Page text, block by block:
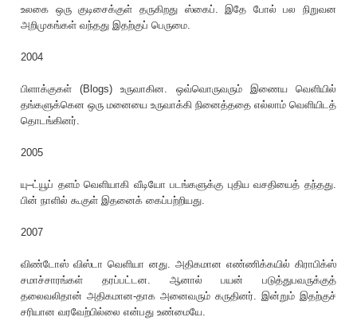
உலகை ஒரு குடிசைக்குள் தருகிறது ஸ்கைப். இதே போல் பல நிறுவன
அறிமுகங்கள் வந்தது இதற்குப் பெருமை.
2004
பிளாக்குகள் (Blogs) உருவாகின. ஒவ்வொருவரும் இணைய வெளியில்
தங்களுக்கென ஒரு மனையை உருவாக்கி நினைத்ததை எல்லாம் வெளியிடத்
தொடங்கினர்.
2005
யு–ட்யூப் தளம் வெளியாகி வீடியோ படங்களுக்கு புதிய வசதியைத் தந்தது.
பின் நாளில் கூகுள் இதனைக் கைப்பற்றியது.
2007
விண்டோஸ் விஸ்டா வெளியா னது. அதிகமான எண்ணிக்கயில் கிராபிக்ஸ்
சமாச்சாரங்கள் தரப்பட்டன. ஆனால் பயன் படுத்துபவருக்குத்
தலைவலிதான் அதிகமான-தாக அனைவரும் கருதினர். இன்றும் இதற்குச்
சரியான வரவேற்பில்லை என்பது உண்மையே.